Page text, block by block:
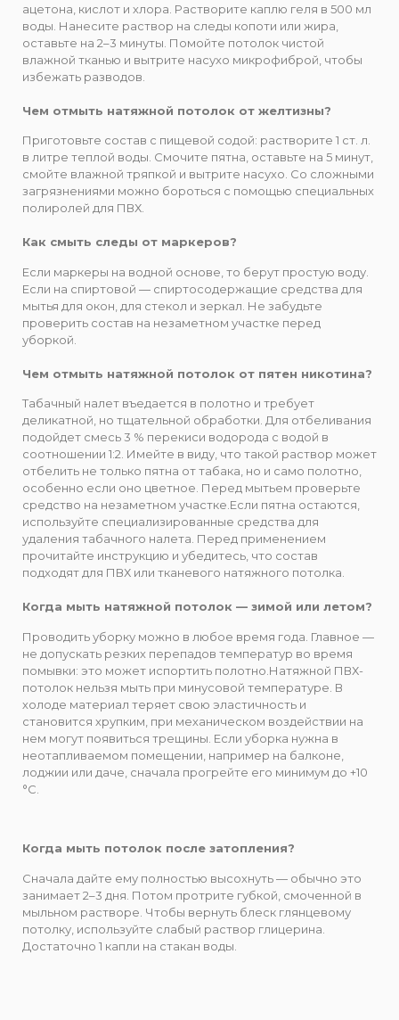
ацетона, кислот и хлора. Растворите каплю геля в 500 мл
воды. Нанесите раствор на следы копоти или жира,
оставьте на 2–3 минуты. Помойте потолок чистой
влажной тканью и вытрите насухо микрофиброй, чтобы
избежать разводов.
Чем отмыть натяжной потолок от желтизны?
Приготовьте состав с пищевой содой: растворите 1 ст. л.
в литре теплой воды. Смочите пятна, оставьте на 5 минут,
смойте влажной тряпкой и вытрите насухо. Со сложными
загрязнениями можно бороться с помощью специальных
полиролей для ПВХ.
Как смыть следы от маркеров?
Если маркеры на водной основе, то берут простую воду.
Если на спиртовой ― спиртосодержащие средства для
мытья для окон, для стекол и зеркал. Не забудьте
проверить состав на незаметном участке перед
уборкой.
Чем отмыть натяжной потолок от пятен никотина?
Табачный налет въедается в полотно и требует
деликатной, но тщательной обработки. Для отбеливания
подойдет смесь 3 % перекиси водорода с водой в
соотношении 1:2. Имейте в виду, что такой раствор может
отбелить не только пятна от табака, но и само полотно,
особенно если оно цветное. Перед мытьем проверьте
средство на незаметном участке.Если пятна остаются,
используйте специализированные средства для
удаления табачного налета. Перед применением
прочитайте инструкцию и убедитесь, что состав
подходят для ПВХ или тканевого натяжного потолка.
Когда мыть натяжной потолок — зимой или летом?
Проводить уборку можно в любое время года. Главное —
не допускать резких перепадов температур во время
помывки: это может испортить полотно.Натяжной ПВХ-
потолок нельзя мыть при минусовой температуре. В
холоде материал теряет свою эластичность и
становится хрупким, при механическом воздействии на
нем могут появиться трещины. Если уборка нужна в
неотапливаемом помещении, например на балконе,
лоджии или даче, сначала прогрейте его минимум до +10
°C.
Когда мыть потолок после затопления?
Сначала дайте ему полностью высохнуть — обычно это
занимает 2–3 дня. Потом протрите губкой, смоченной в
мыльном растворе. Чтобы вернуть блеск глянцевому
потолку, используйте слабый раствор глицерина.
Достаточно 1 капли на стакан воды.